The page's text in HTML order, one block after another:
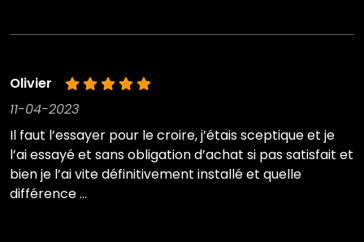
Olivier
11-04-2023
Il faut l’essayer pour le croire, j’étais sceptique et je
l’ai essayé et sans obligation d’achat si pas satisfait et
bien je l’ai vite définitivement installé et quelle
différence …